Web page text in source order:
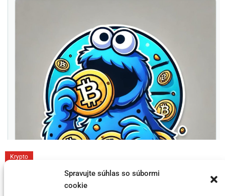
Spravujte súhlas so súbormi
cookie
Krypto
Toto sú 3 dôvody prečo si myslia niektorí
KRYPTO Analytici, že Bitcoin dosahuje